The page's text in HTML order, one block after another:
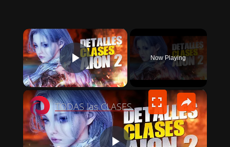
×
PLAY VIDEO
Now Playing
×
TODAS las CLASES DE AION 2 explicadas: ¿Cuál es la mejor?